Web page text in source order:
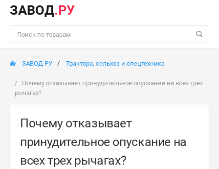
ЗАВОД.РУ
ЗАВОД РУ Трактора, сельхоз и спецтехника
Почему отказывает принудительное опускание на всех трех
рычагах?
Почему отказывает
принудительное опускание на
всех трех рычагах?